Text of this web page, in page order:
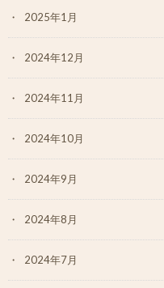
2025年1月
2024年12月
2024年11月
2024年10月
2024年9月
2024年8月
2024年7月